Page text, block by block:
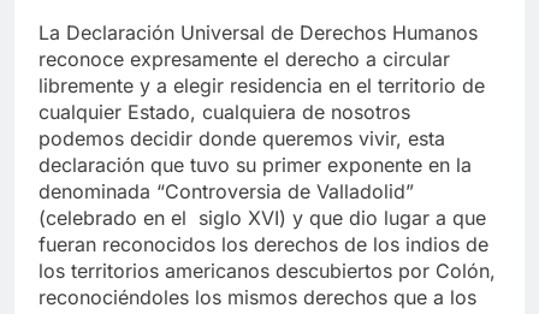
La Declaración Universal de Derechos Humanos
reconoce expresamente el derecho a circular
libremente y a elegir residencia en el territorio de
cualquier Estado, cualquiera de nosotros
podemos decidir donde queremos vivir, esta
declaración que tuvo su primer exponente en la
denominada “Controversia de Valladolid”
(celebrado en el siglo XVI) y que dio lugar a que
fueran reconocidos los derechos de los indios de
los territorios americanos descubiertos por Colón,
reconociéndoles los mismos derechos que a los